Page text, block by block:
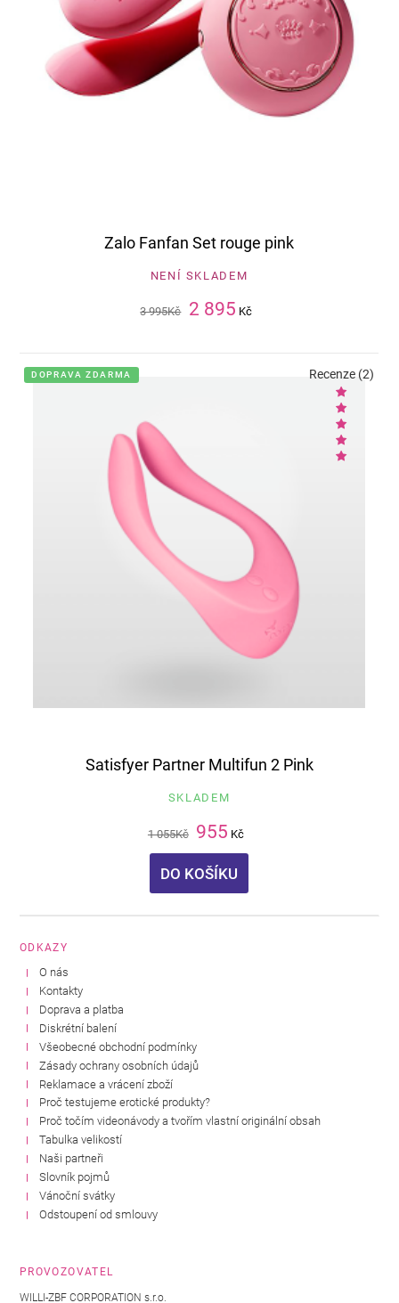
Zalo Fanfan Set rouge pink
NENÍ SKLADEM
3 995Kč 2 895 Kč
DOPRAVA ZDARMA
Satisfyer Partner Multifun 2 Pink
SKLADEM
1 055Kč 955 Kč
DO KOŠÍKU
Recenze (2)
ODKAZY
O nás
Kontakty
Doprava a platba
Diskrétní balení
Všeobecné obchodní podmínky
Zásady ochrany osobních údajů
Reklamace a vrácení zboží
Proč testujeme erotické produkty?
Proč točím videonávody a tvořím vlastní originální obsah
Tabulka velikostí
Naši partneři
Slovník pojmů
Vánoční svátky
Odstoupení od smlouvy
PROVOZOVATEL
WILLI-ZBF CORPORATION s.r.o.